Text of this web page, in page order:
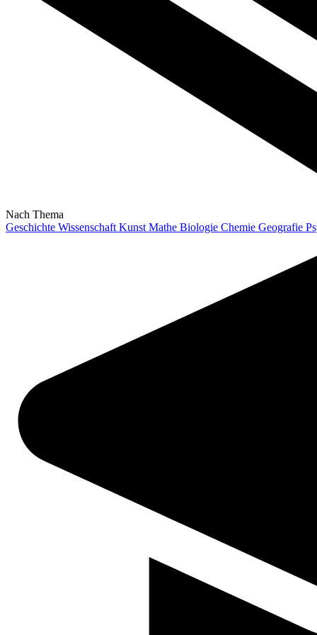
Nach Thema
Geschichte Wissenschaft Kunst Mathe Biologie Chemie Geografie